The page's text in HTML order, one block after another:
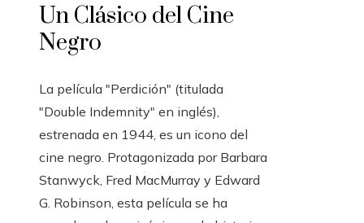
Un Clásico del Cine
Negro
La película "Perdición" (titulada
"Double Indemnity" en inglés),
estrenada en 1944, es un icono del
cine negro. Protagonizada por Barbara
Stanwyck, Fred MacMurray y Edward
G. Robinson, esta película se ha